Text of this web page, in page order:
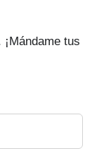
¡Mándame tus